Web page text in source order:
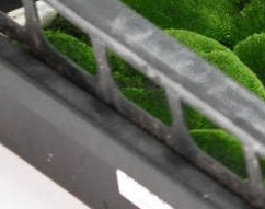
のことをよく考えているお
店だなと思いました。また
お世話になりたいと思いま
す。
丁寧な店長さんからのお礼
状も、一枚一枚手書きでし
ょうか、大変気持ちのこも
ったものでした。